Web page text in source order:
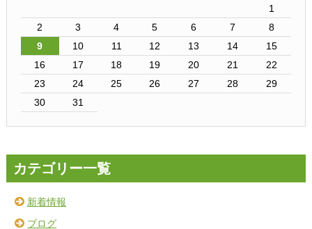
1
2
3 4 5 6 7
8
9
10 11 12 13 14
15
16
17 18 19 20 21
22
23
24 25 26 27 28
29
30
31
カテゴリー一覧
新着情報
ブログ